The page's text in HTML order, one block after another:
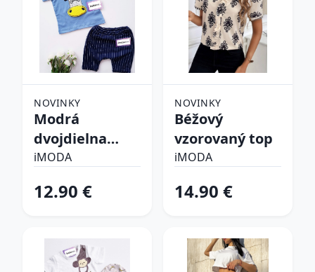
NOVINKY
Modrá
dvojdielna
bavlnená
iMODA
12.90 €
NOVINKY
Béžový
vzorovaný top
iMODA
14.90 €